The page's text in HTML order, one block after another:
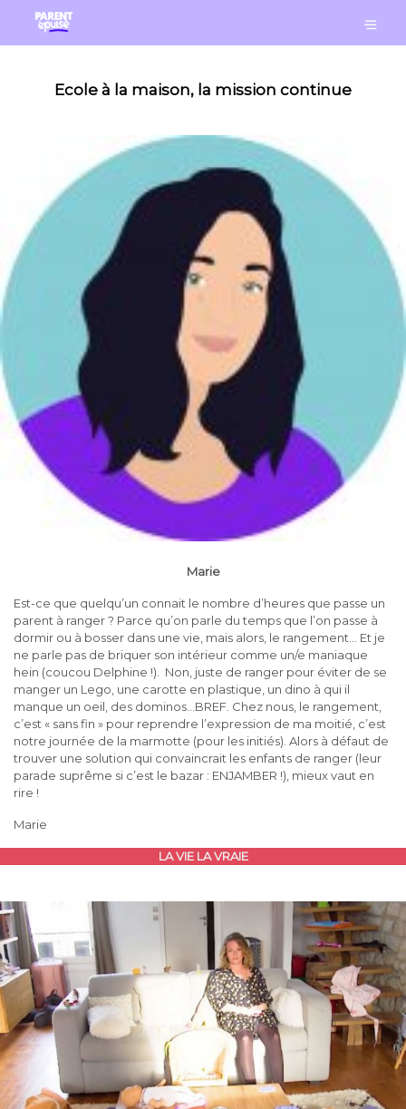
Ecole à la maison, la mission continue
Marie
Est-ce que quelqu’un connait le nombre d’heures que passe un
parent à ranger ? Parce qu’on parle du temps que l’on passe à
dormir ou à bosser dans une vie, mais alors, le rangement… Et je
ne parle pas de briquer son intérieur comme un/e maniaque
hein (coucou Delphine !). Non, juste de ranger pour éviter de se
manger un Lego, une carotte en plastique, un dino à qui il
manque un oeil, des dominos…BREF. Chez nous, le rangement,
c’est « sans fin » pour reprendre l’expression de ma moitié, c’est
notre journée de la marmotte (pour les initiés). Alors à défaut de
trouver une solution qui convaincrait les enfants de ranger (leur
parade suprême si c’est le bazar : ENJAMBER !), mieux vaut en
rire !
Marie
LA VIE LA VRAIE